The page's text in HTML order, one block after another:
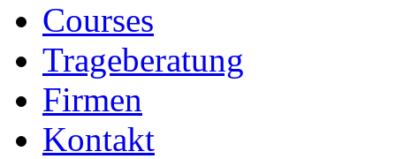
Courses
Trageberatung
Firmen
Kontakt